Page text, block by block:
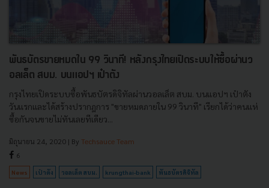
พันธบัตรขายหมดใน 99 วินาที! หลังกรุงไทยเปิดระบบให้ซื้อผ่านว
อลเล็ต สบม. บนแอปฯ เป๋าตัง
กรุงไทยเปิดระบบซื้อพันธบัตรดิจิทัลผ่านวอลเล็ต สบม. บนแอปฯ เป๋าตัง
วันเเรกและได้สร้างปรากฎการ "ขายหมดภายใน 99 วินาที" เรียกได้ว่าคนเเห่
ซื้อกันจนขายไม่ทันเลยทีเดียว...
มิถุนายน 24, 2020 | By Techsauce Team
6
News เป๋าตัง วอลเล็ต สบม. krungthai-bank พันธบัตรดิจิทัล